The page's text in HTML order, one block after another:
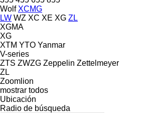
Wolf XCMG
LW WZ XC XE XG ZL
XGMA
XG
XTM YTO Yanmar
V-series
ZTS ZWZG Zeppelin Zettelmeyer
ZL
Zoomlion
mostrar todos
Ubicación
Radio de búsqueda